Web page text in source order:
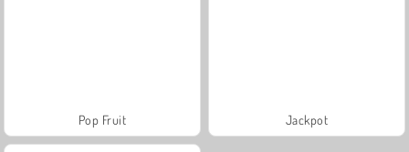
Pop Fruit Jackpot